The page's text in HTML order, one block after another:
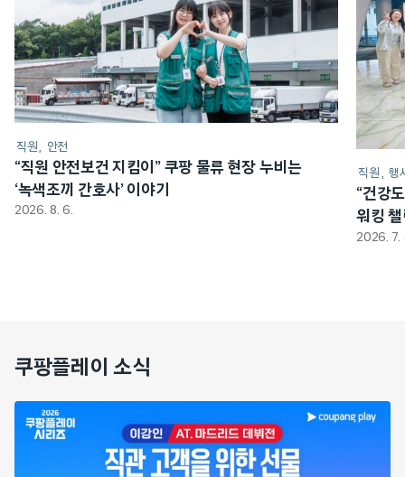
직원 안전
“직원 안전보건 지킴이” 쿠팡 물류 현장 누비는
‘녹색조끼 간호사’ 이야기
2026. 8. 6.
직원 행
“건강
워킹
2026. 7.
쿠팡플레이 소식